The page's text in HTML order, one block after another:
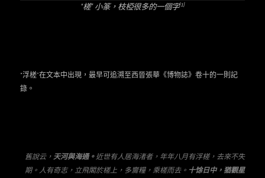
“槎” 小篆，枝椏很多的一個字[1]
“浮槎”在文本中出現，最早可追溯至西晉張華《博物誌》卷十的一則記
錄。
舊說云， 天河與海通。 近世有人居海渚者，年年八月有浮槎，去來不失
期。人有奇志，立飛閣於槎上，多齎糧，乘槎而去。 十馀日中，猶觀星